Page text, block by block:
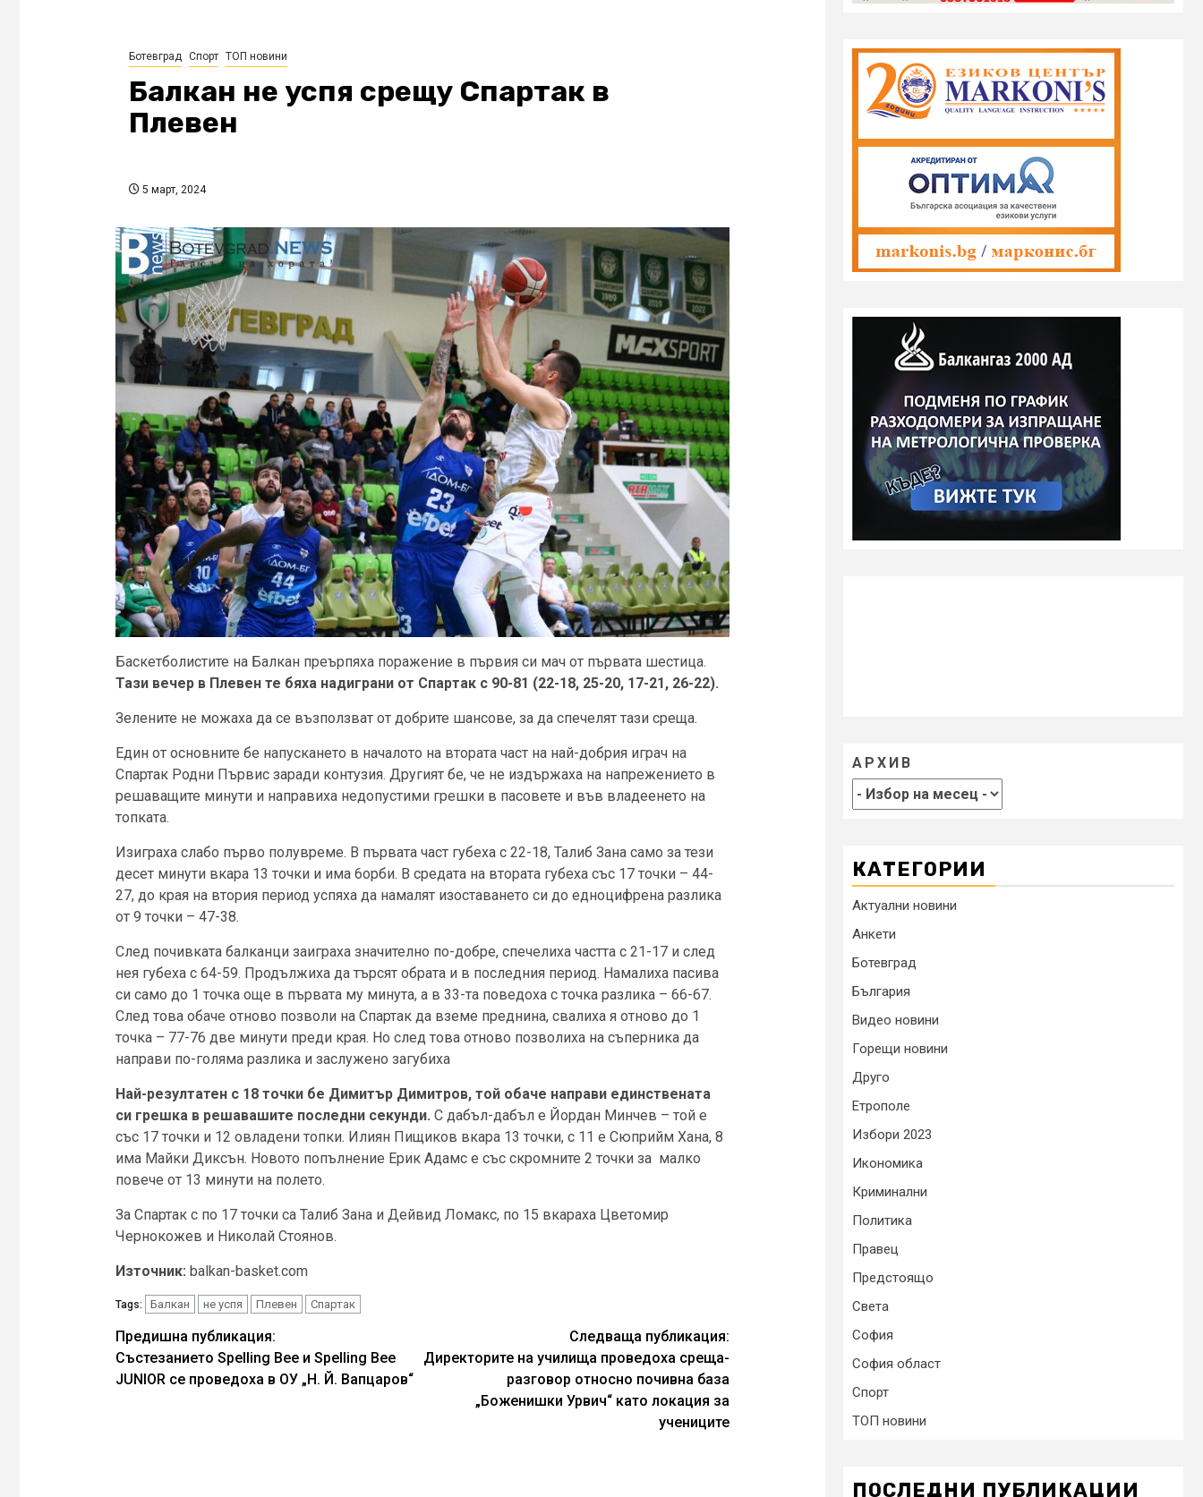
Ботевград Спорт ТОП новини
Балкан не успя срещу Спартак в
Плевен
5 март, 2024
Баскетболистите на Балкан преърпяха поражение в първия си мач от първата шестица.
Тази вечер в Плевен те бяха надиграни от Спартак с 90-81 (22-18, 25-20, 17-21, 26-22).
Зелените не можаха да се възползват от добрите шансове, за да спечелят тази среща.
Един от основните бе напускането в началото на втората част на най-добрия играч на
Спартак Родни Първис заради контузия. Другият бе, че не издържаха на напрежението в
решаващите минути и направиха недопустими грешки в пасовете и във владеенето на
топката.
Изиграха слабо първо полувреме. В първата част губеха с 22-18, Талиб Зана само за тези
десет минути вкара 13 точки и има 6орби. В средата на втората губеха със 17 точки – 44-
27, до края на втория период успяха да намалят изоставането си до едноцифрена разлика
от 9 точки – 47-38.
След почивката балканци заиграха значително по-добре, спечелиха частта с 21-17 и след
нея губеха с 64-59. Продължиха да търсят обрата и в последния период. Намалиха пасива
си само до 1 точка още в първата му минута, а в 33-та поведоха с точка разлика – 66-67.
След това обаче отново позволи на Спартак да вземе преднина, свалиха я отново до 1
точка – 77-76 две минути преди края. Но след това отново позволиха на съперника да
направи по-голяма разлика и заслужено загубиха
Най-резултатен с 18 точки бе Димитър Димитров, той обаче направи единствената
си грешка в решавашите последни секунди. С дабъл-дабъл е Йордан Минчев – той е
със 17 точки и 12 овладени топки. Илиян Пищиков вкара 13 точки, с 11 е Сюприйм Хана, 8
има Майки Диксън. Новото попълнение Ерик Адамс е със скромните 2 точки за малко
повече от 13 минути на полето.
За Спартак с по 17 точки са Талиб Зана и Дейвид Ломакс, по 15 вкараха Цветомир
Чернокожев и Николай Стоянов.
Източник: balkan-basket.com
Tags: Балкан не успя Плевен Спартак
Continue
Reading
Предишна публикация:
Състезанието Spelling Bee и Spelling Bee
JUNIOR се проведоха в ОУ „Н. Й. Вапцаров“
Следваща публикация:
Директорите на училища проведоха среща-
разговор относно почивна база
„Боженишки Урвич“ като локация за
учениците
АРХИВ
КАТЕГОРИИ
Актуални новини
Анкети
Ботевград
България
Видео новини
Горещи новини
Друго
Етрополе
Избори 2023
Икономика
Криминални
Политика
Правец
Предстоящо
Света
София
София област
Спорт
ТОП новини
ПОСЛЕДНИ ПУБЛИКАЦИИ